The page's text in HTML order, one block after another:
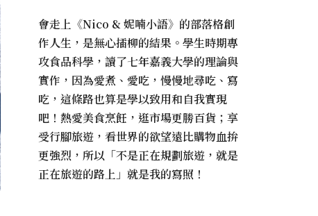
會走上《Nico & 妮喃小語》的部落格創
作人生，是無心插柳的結果。學生時期專
攻食品科學，讀了七年嘉義大學的理論與
實作，因為愛煮、愛吃，慢慢地尋吃、寫
吃，這條路也算是學以致用和自我實現
吧！熱愛美食烹飪，逛市場更勝百貨；享
受行腳旅遊，看世界的欲望遠比購物血拚
更強烈，所以「不是正在規劃旅遊，就是
正在旅遊的路上」就是我的寫照！